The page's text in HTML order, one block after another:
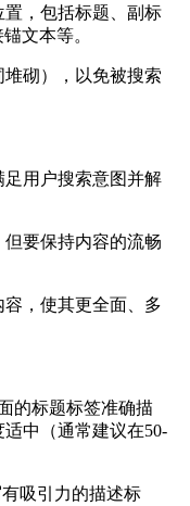
，包括标题、副标
文本等。
砌），以免被搜索
用户搜索意图并解
要保持内容的流畅
，使其更全面、多
的标题标签准确描
中（通常建议在50-
吸引力的描述标